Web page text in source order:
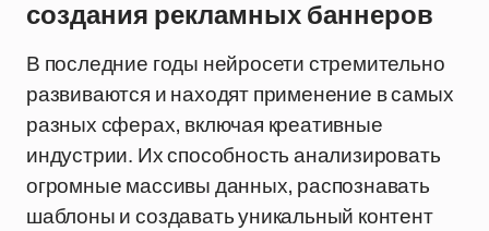
создания рекламных баннеров
В последние годы нейросети стремительно
развиваются и находят применение в самых
разных сферах, включая креативные
индустрии. Их способность анализировать
огромные массивы данных, распознавать
шаблоны и создавать уникальный контент